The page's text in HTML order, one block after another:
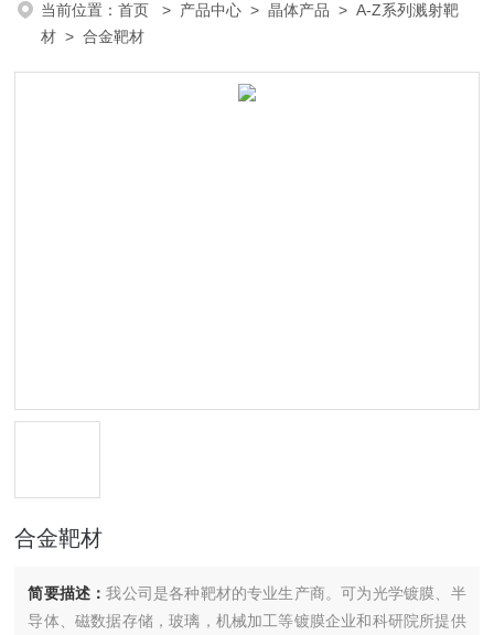
当前位置：首页 > 产品中心 >晶体产品 >A-Z系列溅射靶
材 > 合金靶材
合金靶材
简要描述：我公司是各种靶材的专业生产商。可为光学镀膜、半
导体、磁数据存储，玻璃，机械加工等镀膜企业和科研院所提供